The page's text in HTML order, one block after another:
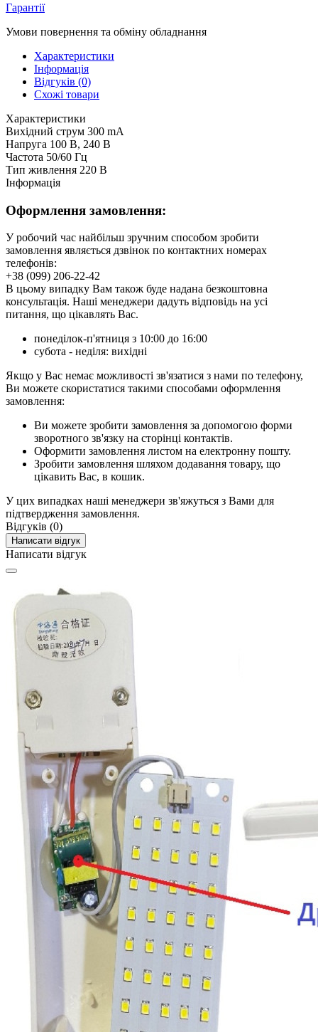
Гарантії
Умови повернення та обміну обладнання
Характеристики
Інформація
Відгуків (0)
Схожі товари
Характеристики
Вихідний струм 300 mA
Напруга 100 В, 240 В
Частота 50/60 Гц
Тип живлення 220 В
Інформація
Оформлення замовлення:
У робочий час найбільш зручним способом зробити
замовлення являється дзвінок по контактних номерах
телефонів:
+38 (099) 206-22-42
В цьому випадку Вам також буде надана безкоштовна
консультація. Наші менеджери дадуть відповідь на усі
питання, що цікавлять Вас.
понеділок-п'ятниця з 10:00 до 16:00
субота - неділя: вихідні
Якщо у Вас немає можливості зв'язатися з нами по телефону,
Ви можете скористатися такими способами оформлення
замовлення:
Ви можете зробити замовлення за допомогою форми
зворотного зв'язку на сторінці контактів.
Оформити замовлення листом на електронну пошту.
Зробити замовлення шляхом додавання товару, що
цікавить Вас, в кошик.
У цих випадках наші менеджери зв'яжуться з Вами для
підтвердження замовлення.
Відгуків (0)
Написати відгук
Написати відгук